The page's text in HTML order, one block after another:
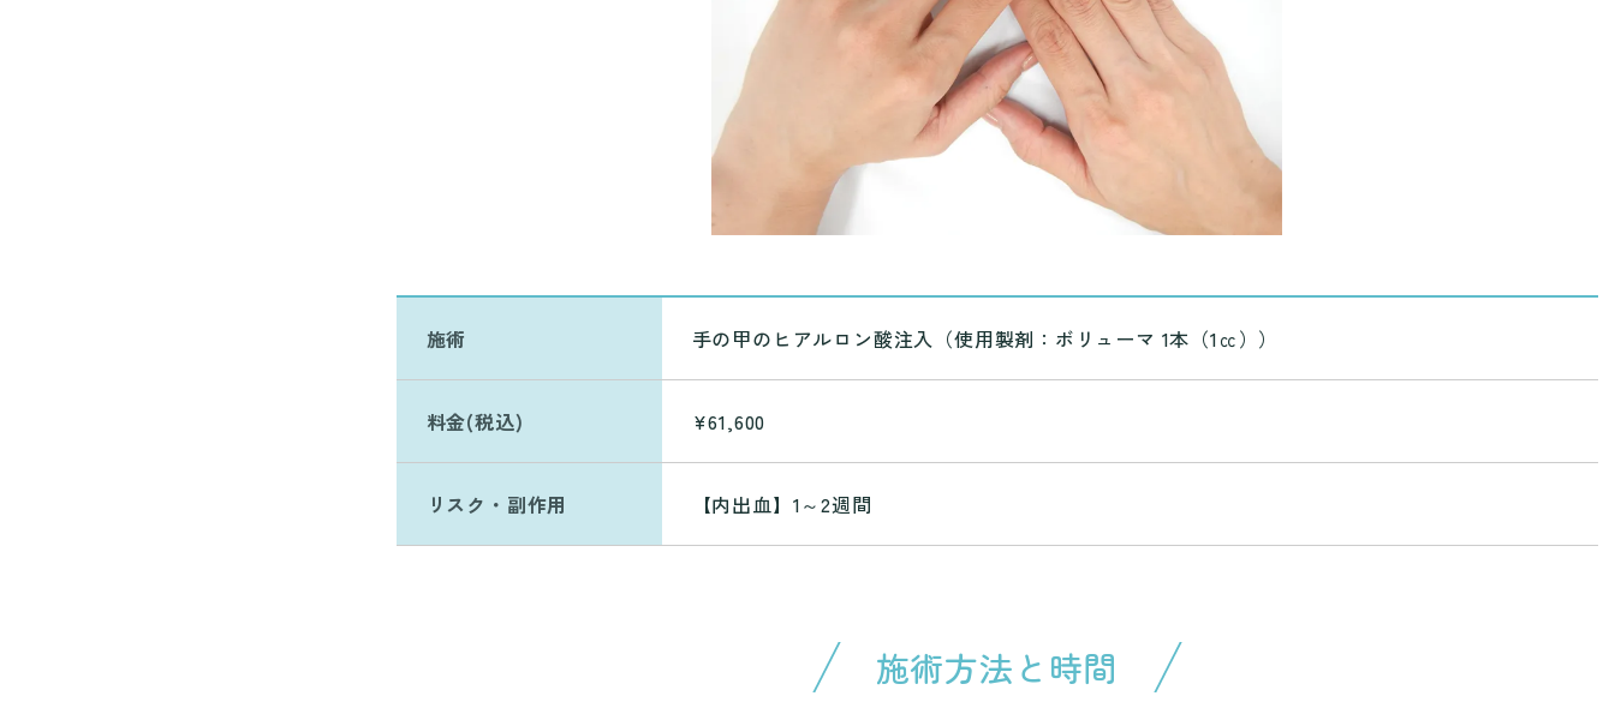
施術 手の甲のヒアルロン酸注入（使用製剤：ボリューマ 1本（1㏄））
料金(税込) ¥61,600
リスク・副作用 【内出血】1～2週間
施術方法と時間